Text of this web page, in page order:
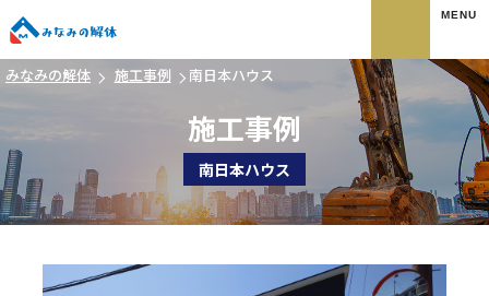
みなみの解体 施工事例 南日本ハウス
施工事例
南日本ハウス